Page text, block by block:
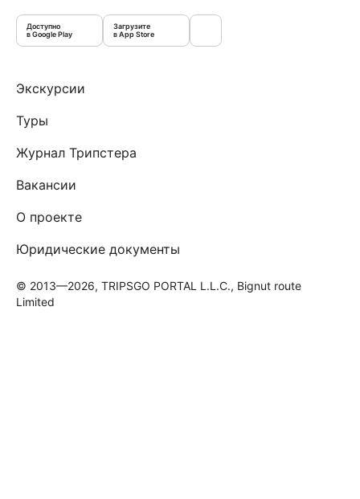
Доступно
в Google Play
Загрузите
в App Store
Экскурсии
Туры
Журнал Трипстера
Вакансии
О проекте
Юридические документы
© 2013—2026, TRIPSGO PORTAL L.L.C., Bignut route
Limited